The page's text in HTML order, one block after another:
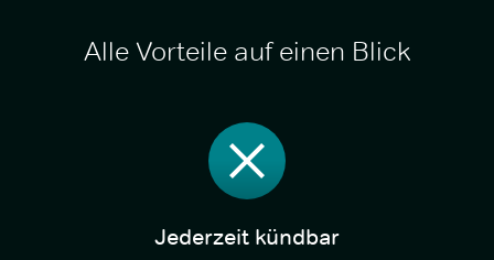
Alle Vorteile auf einen Blick
Jederzeit kündbar